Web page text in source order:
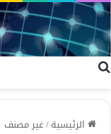
الرئيسية/غير مصنف